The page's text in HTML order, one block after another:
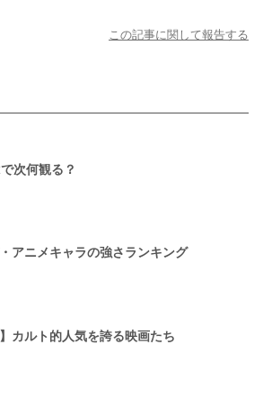
この記事に関して報告する
次何観る？
アニメキャラの強さランキング
】カルト的人気を誇る映画たち